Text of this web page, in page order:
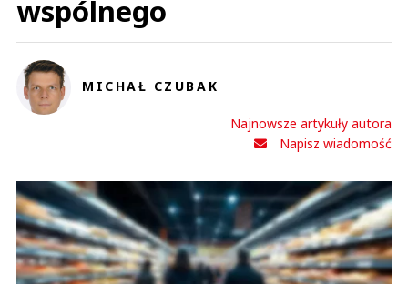
wspólnego
MICHAŁ CZUBAK
Najnowsze artykuły autora
Napisz wiadomość